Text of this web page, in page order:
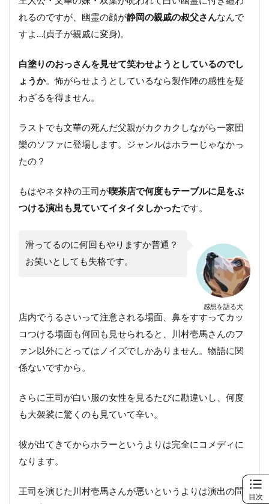
れるのですが、幽霊の顔が静岡の親戚の叔父さんなんで
すよ…(貞子が親戚に変身)。
白塗りのおっさんを見せて笑わせようとしているのでし
ょうか。怖がらせようとしているなら製作陣の感性を疑
わざるを得ません。
ラストでも文華の死んだ父親がカクカクしながら一家団
欒のソファに登場します。ジャンルはホラーじゃなかっ
たの？
もはやネタ枠の王司が喫茶店で何度もテーブルに足をぶ
つける演出も見ていてイタイタしかったです。
感想を語る犬
滑ってるのに何回もやりますか普通？
お笑いとしても失格です。
店内でうるさいって注意される場面、鼻をすすってカッ
コつける場面も何回も見せられると、川村壱馬さんのフ
ァン以外にとってはノイズでしかありません。物語に関
係ないですから。
さらに王司が白い服の女性を見るたびに勘違いし、何度
も大袈裟に驚くのも見ていて辛い。
彼が出てきてからホラーというよりは完全にコメディに
なります。
王司を演じた川村壱馬さんが悪いというよりは演出の問
目次